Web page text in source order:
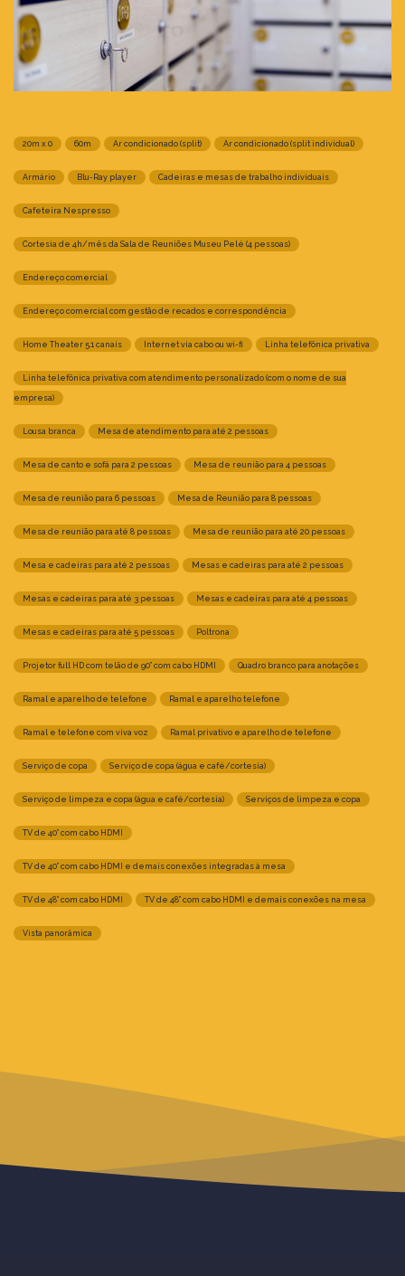
20m x 0 60m Ar condicionado (split) Ar condicionado (split individual)
Armário Blu-Ray player Cadeiras e mesas de trabalho individuais
Cafeteira Nespresso
Cortesia de 4h/mês da Sala de Reuniões Museu Pelé (4 pessoas)
Endereço comercial
Endereço comercial com gestão de recados e correspondência
Home Theater 5.1 canais Internet via cabo ou wi-fi Linha telefônica privativa
Linha telefônica privativa com atendimento personalizado (com o nome de sua
empresa)
Lousa branca Mesa de atendimento para até 2 pessoas
Mesa de canto e sofá para 2 pessoas Mesa de reunião para 4 pessoas
Mesa de reunião para 6 pessoas Mesa de Reunião para 8 pessoas
Mesa de reunião para até 8 pessoas Mesa de reunião para até 20 pessoas
Mesa e cadeiras para até 2 pessoas Mesas e cadeiras para até 2 pessoas
Mesas e cadeiras para até 3 pessoas Mesas e cadeiras para até 4 pessoas
Mesas e cadeiras para até 5 pessoas Poltrona
Projetor full HD com telão de 90” com cabo HDMI Quadro branco para anotações
Ramal e aparelho de telefone Ramal e aparelho telefone
Ramal e telefone com viva voz Ramal privativo e aparelho de telefone
Serviço de copa Serviço de copa (água e café/cortesia)
Serviço de limpeza e copa (água e café/cortesia) Serviços de limpeza e copa
TV de 40” com cabo HDMI
TV de 40” com cabo HDMI e demais conexões integradas à mesa
TV de 48” com cabo HDMI TV de 48” com cabo HDMI e demais conexões na mesa
Vista panorâmica